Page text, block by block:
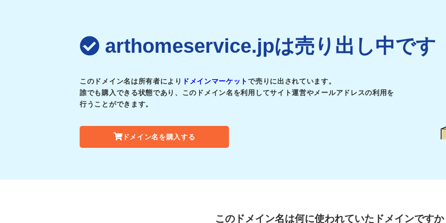
arthomeservice.jpは売り出し中です
このドメイン名は所有者により ドメインマーケットで売りに出されています。
誰でも購入できる状態であり、このドメイン名を利用してサイト運営やメールアドレスの利用を
行うことができます。
ドメイン名を購入する
このドメイン名は何に使われていたドメインですか